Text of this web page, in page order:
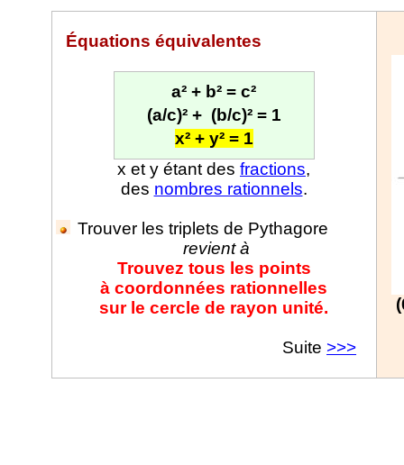
Équations équivalentes
a² + b² = c²
(a/c)² + (b/c)² = 1
x² + y² = 1
x et y étant des fractions,
des nombres rationnels.
Trouver les triplets de Pythagore
revient à
Trouvez tous les points
à coordonnées rationnelles
sur le cercle de rayon unité.
Suite >>>